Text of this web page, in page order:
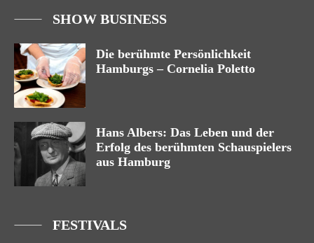
SHOW BUSINESS
Die berühmte Persönlichkeit
Hamburgs – Cornelia Poletto
Hans Albers: Das Leben und der
Erfolg des berühmten Schauspielers
aus Hamburg
FESTIVALS